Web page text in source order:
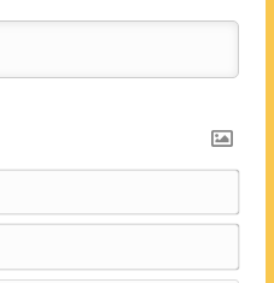
N
o
m
*-